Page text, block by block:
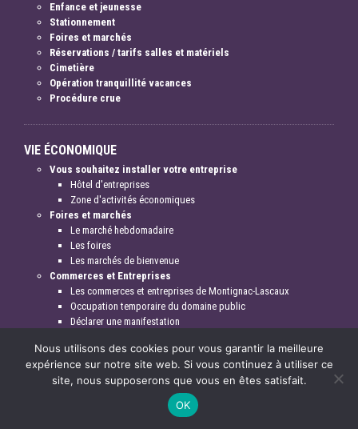
Enfance et jeunesse
Stationnement
Foires et marchés
Réservations / tarifs salles et matériels
Cimetière
Opération tranquillité vacances
Procédure crue
VIE ÉCONOMIQUE
Vous souhaitez installer votre entreprise
Hôtel d'entreprises
Zone d'activités économiques
Foires et marchés
Le marché hebdomadaire
Les foires
Les marchés de bienvenue
Commerces et Entreprises
Les commerces et entreprises de Montignac-Lascaux
Occupation temporaire du domaine public
Déclarer une manifestation
VIE CULTURELLE ET DE LOISIRS
Bibliothèque Jacques Cabanel
Nous utilisons des cookies pour vous garantir la meilleure
expérience sur notre site web. Si vous continuez à utiliser ce
site, nous supposerons que vous en êtes satisfait.
OK